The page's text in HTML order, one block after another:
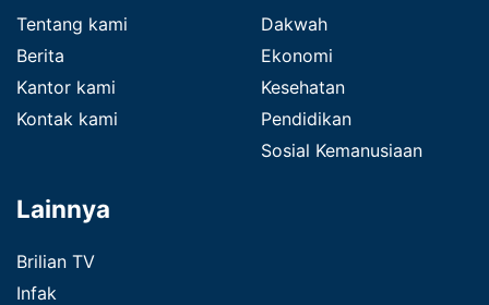
Tentang kami
Berita
Kantor kami
Kontak kami
Dakwah
Ekonomi
Kesehatan
Pendidikan
Sosial Kemanusiaan
Lainnya
Brilian TV
Infak